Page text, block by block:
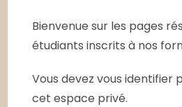
Bienvenue sur les pages
étudiants inscrits à nos
Vous devez vous identifier
cet espace privé.